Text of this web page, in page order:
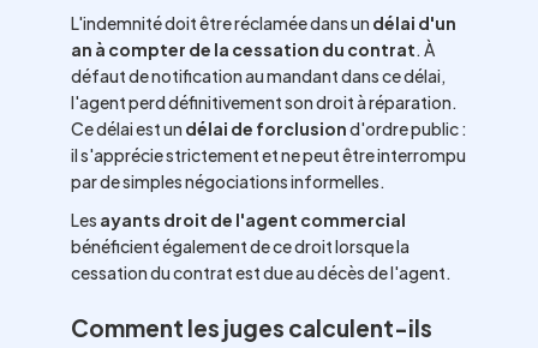
L'indemnité doit être réclamée dans un délai d'un
an à compter de la cessation du contrat. À
défaut de notification au mandant dans ce délai,
l'agent perd définitivement son droit à réparation.
Ce délai est un délai de forclusiond'ordre public :
il s'apprécie strictement et ne peut être interrompu
par de simples négociations informelles.
Les ayants droit de l'agent commercial
bénéficient également de ce droit lorsque la
cessation du contrat est due au décès de l'agent.
Comment les juges calculent-ils